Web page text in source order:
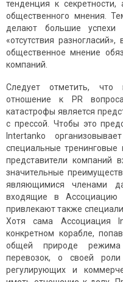
тенденция к
общественного мнения.
делают большие
«отсутствия
общественное мнение
компаний.
Следует отметить,
отношение к PR
катастрофы является
с прессой. Чтобы это
Intertanko
специальные тренинговые
представители компаний
значительные
являющимися членами
входящие в Ассоциацию
привлекают также
Хотя сама Ассоциация
конкретном корабле,
общей природе режима
перевозок, о своей роли
регулирующих и